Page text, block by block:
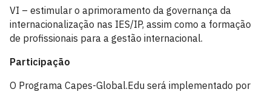
VI – estimular o aprimoramento da governança da
internacionalização nas IES/IP, assim como a formação
de profissionais para a gestão internacional.
Participação
O Programa Capes-Global.Edu será implementado por